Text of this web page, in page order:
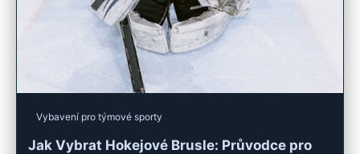
Vybavení pro týmové sporty
Jak Vybrat Hokejové Brusle: Průvodce pro